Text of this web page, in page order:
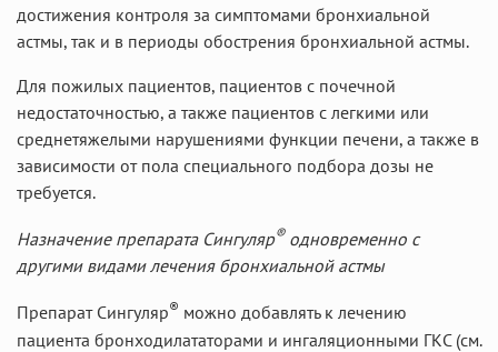
достижения контроля за симптомами бронхиальной
астмы, так и в периоды обострения бронхиальной астмы.
Для пожилых пациентов, пациентов с почечной
недостаточностью, а также пациентов с легкими или
среднетяжелыми нарушениями функции печени, а также в
зависимости от пола специального подбора дозы не
требуется.
Назначение препарата Сингуляр®одновременно с
другими видами лечения бронхиальной астмы
Препарат Сингуляр® можно добавлять к лечению
пациента бронходилататорами и ингаляционными ГКС (см.